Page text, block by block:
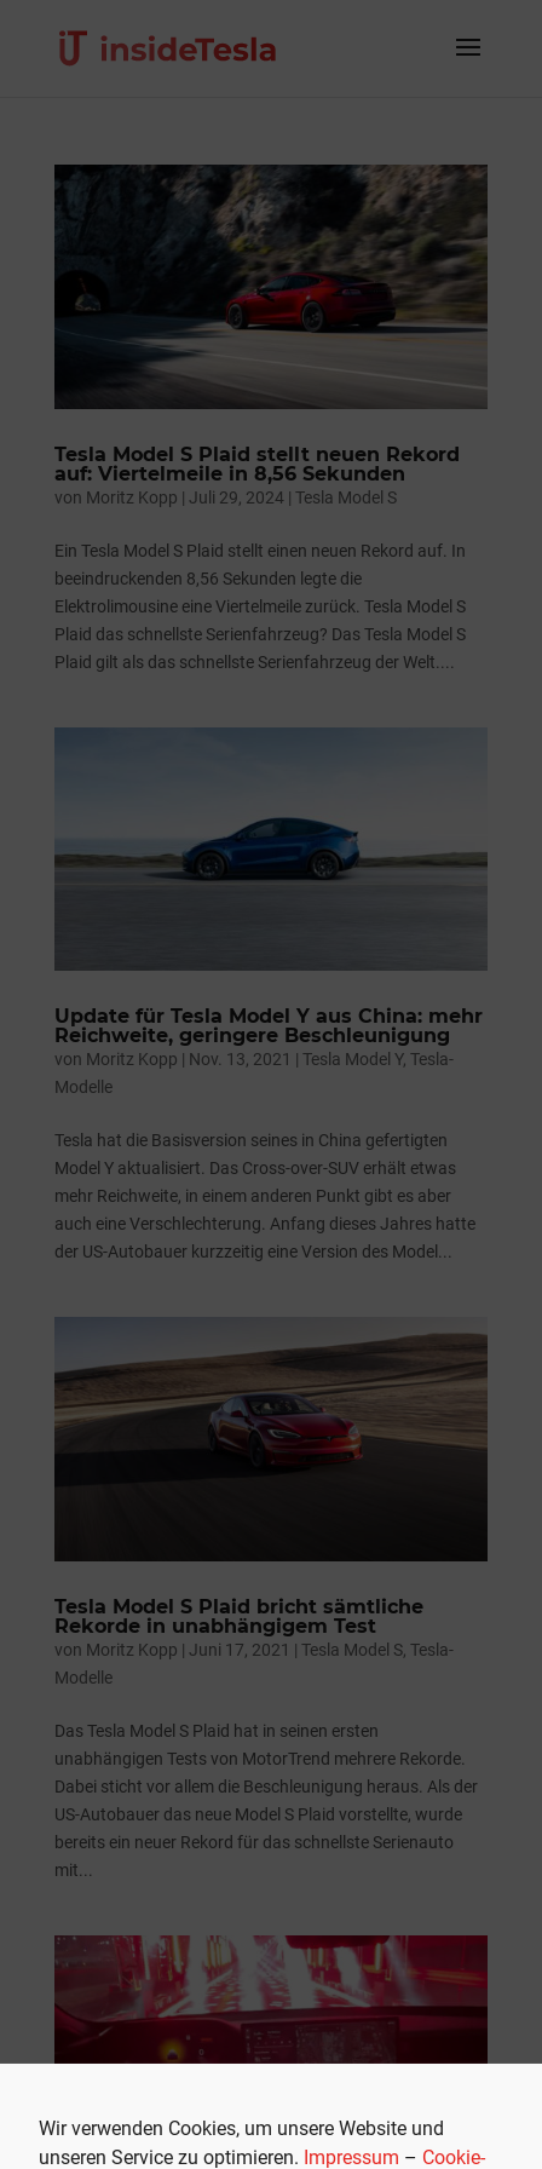
Wir verwenden Cookies, um unsere Website und
unseren Service zu optimieren. Impressum – Cookie-
Tesla Model S Plaid stellt neuen Rekord
auf: Viertelmeile in 8,56 Sekunden
von Moritz Kopp | Juli 29, 2024| Tesla Model S
Ein Tesla Model S Plaid stellt einen neuen Rekord auf. In
beeindruckenden 8,56 Sekunden legte die
Elektrolimousine eine Viertelmeile zurück. Tesla Model S
Plaid das schnellste Serienfahrzeug? Das Tesla Model S
Plaid gilt als das schnellste Serienfahrzeug der Welt....
Update für Tesla Model Y aus China: mehr
Reichweite, geringere Beschleunigung
von Moritz Kopp | Nov. 13, 2021 | Tesla Model Y, Tesla-
Modelle
Tesla hat die Basisversion seines in China gefertigten
Model Y aktualisiert. Das Cross-over-SUV erhält etwas
mehr Reichweite, in einem anderen Punkt gibt es aber
auch eine Verschlechterung. Anfang dieses Jahres hatte
der US-Autobauer kurzzeitig eine Version des Model...
Tesla Model S Plaid bricht sämtliche
Rekorde in unabhängigem Test
von Moritz Kopp | Juni 17, 2021 | Tesla Model S, Tesla-
Modelle
Das Tesla Model S Plaid hat in seinen ersten
unabhängigen Tests von MotorTrend mehrere Rekorde.
Dabei sticht vor allem die Beschleunigung heraus. Als der
US-Autobauer das neue Model S Plaid vorstellte, wurde
bereits ein neuer Rekord für das schnellste Serienauto
mit...